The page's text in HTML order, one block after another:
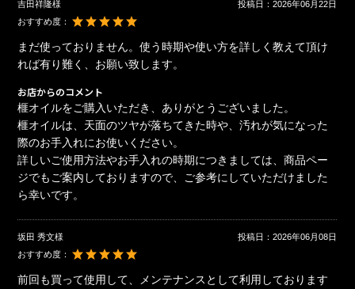
吉田祥隆様 投稿日：2026年06月22日
おすすめ度：
まだ使っておりません。使う時期や使い方を詳しく教えて頂け
れば有り難く、お願い致します。
お店からのコメント
榧オイルをご購入いただき、ありがとうございました。
榧オイルは、天面のツヤが落ちてきた時や、汚れが気になった
際のお手入れにお使いください。
詳しいご使用方法やお手入れの時期につきましては、商品ペー
ジでもご案内しておりますので、ご参考にしていただけました
ら幸いです。
坂田 秀文様 投稿日：2026年06月08日
おすすめ度：
前回も買って使用して、メンテナンスとして利用しております